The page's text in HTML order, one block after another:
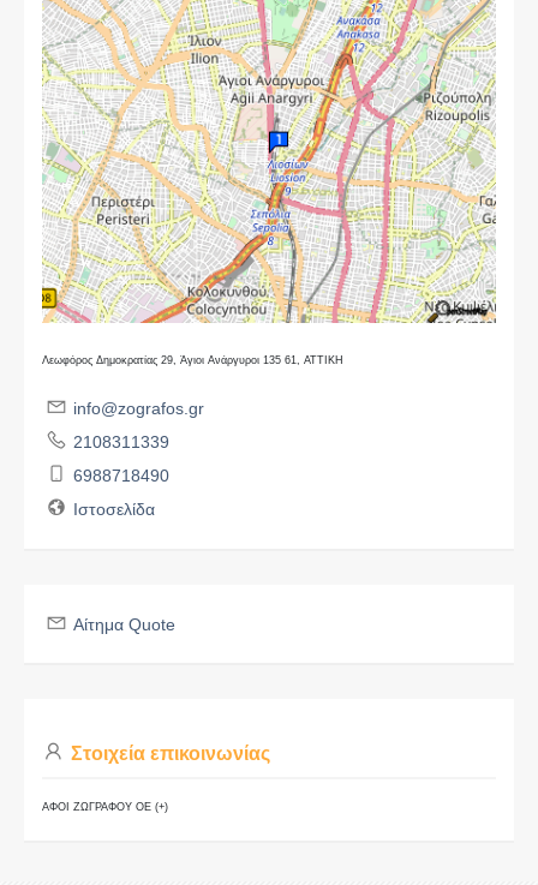
Λεωφόρος Δημοκρατίας 29, Άγιοι Ανάργυροι 135 61, ΑΤΤΙΚΗ
info@zografos.gr
2108311339
6988718490
Ιστοσελίδα
Αίτημα Quote
Στοιχεία επικοινωνίας
ΑΦΟΙ ΖΩΓΡΑΦΟΥ ΟΕ (+)